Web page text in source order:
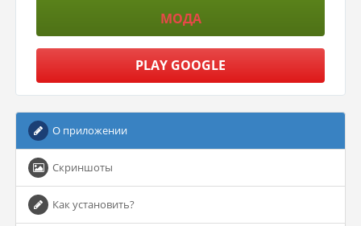
МОДА
PLAY GOOGLE
О приложении
Скриншоты
Как установить?